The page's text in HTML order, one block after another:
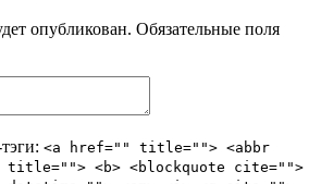
опубликован. Обязательные поля
<a href="" title=""> <abbr
title=""> <b> <blockquote cite="">